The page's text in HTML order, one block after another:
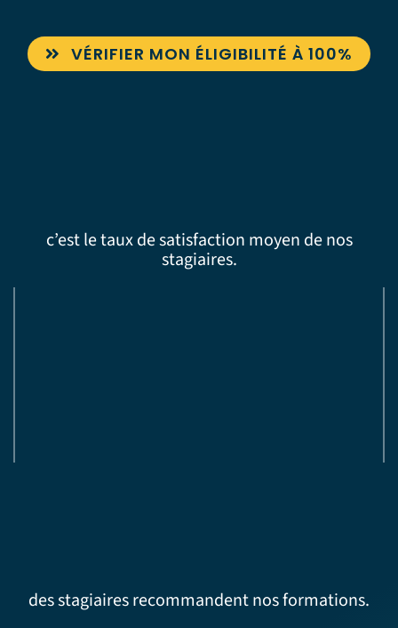
VÉRIFIER MON ÉLIGIBILITÉ À 100%
c’est le taux de satisfaction moyen de nos
stagiaires.
des stagiaires recommandent nos formations.